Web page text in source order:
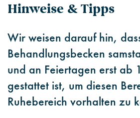
Hinweise & Tipps
Wir weisen darauf hin,
Behandlungsbecken
und an Feiertagen erst ab
gestattet ist, um diesen
Ruhebereich vorhalten zu